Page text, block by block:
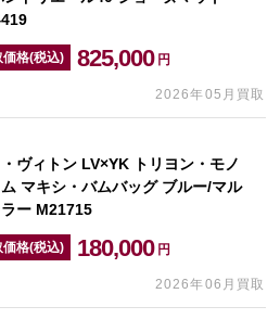
価格(税込) 825,000 円
2026年05月買取
ヴィトン LV×YK トリヨン・モノ
マキシ・バムバッグ ブルー/マル
ー M21715
価格(税込) 180,000 円
2026年06月買取